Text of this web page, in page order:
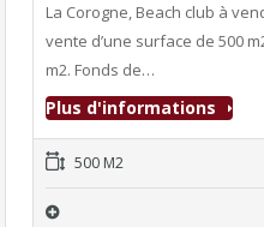
La Corogne, Beach club à
vente d’une surface de 500
m2. Fonds de…
Plus d'informations
500 M2